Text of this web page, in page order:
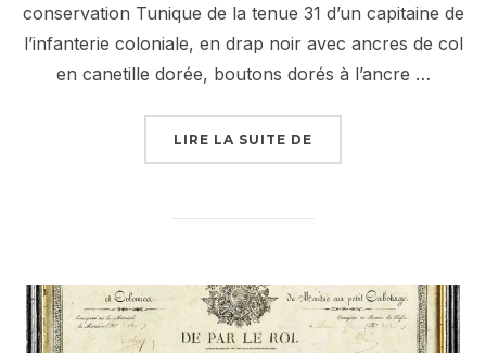
conservation Tunique de la tenue 31 d’un capitaine de
l’infanterie coloniale, en drap noir avec ancres de col
en canetille dorée, boutons dorés à l’ancre …
LIRE LA SUITE DE